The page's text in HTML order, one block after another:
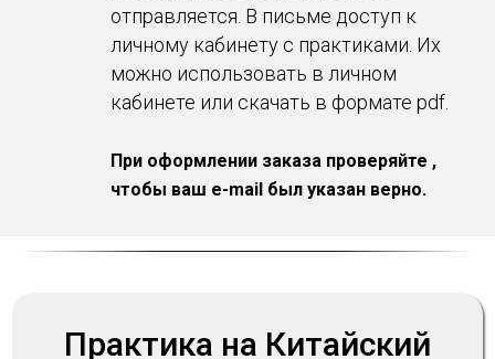
отправляется. В письме доступ к
личному кабинету с практиками. Их
можно использовать в личном
кабинете или скачать в формате pdf.
При оформлении заказа проверяйте ,
чтобы ваш e-mail был указан верно.